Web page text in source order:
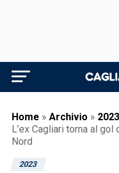
Home » Archivio » 2023
L’ex Cagliari torna al
Nord
2023